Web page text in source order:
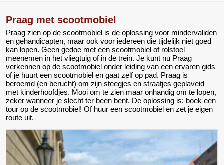
Praag met scootmobiel
Praag zien op de scootmobiel is de oplossing voor mindervaliden
en gehandicapten, maar ook voor iedereen die tijdelijk niet goed
kan lopen. Geen gedoe met een scootmobiel of rolstoel
meenemen in het vliegtuig of in de trein. Je kunt nu Praag
verkennen op de scootmobiel onder leiding van een ervaren gids
of je huurt een scootmobiel en gaat zelf op pad. Praag is
beroemd (en berucht) om zijn steegjes en straatjes geplaveid
met kinderhoofdjes. Mooi om te zien maar onhandig om te lopen,
zeker wanneer je slecht ter been bent. De oplossing is; boek een
tour op de scootmobiel! Of huur een scootmobiel en zet je eigen
route uit.